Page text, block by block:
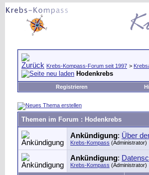
Krebs-Kompass-Forum seit 1997 >
Hodenkrebs
Registrieren
Themen im Forum : Hodenkrebs
Ankündigung: Über
Krebs-Kompass (Administrator)
Ankündigung:
Krebs-Kompass (Administrator)